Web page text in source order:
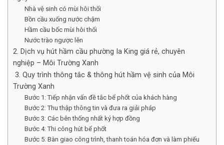
Nhà vệ sinh có mùi hôi thối
Bồn cầu xuống nước chậm
Hầm cầu bốc mùi hôi thối
Nước trào ngược lên
2. Dịch vụ hút hầm cầu phường Ia King giá rẻ, chuyên
nghiệp – Môi Trường Xanh
3. Quy trình thông tắc & thông hút hầm vệ sinh của Môi
Trường Xanh
Bước 1: Tiếp nhận vấn đề tắc bể phốt của khách hàng
Bước 2: Thu thập thông tin và đưa ra giải pháp
Bước 3: Các bên thống nhất ký hợp đồng
Bước 4: Thi công hút bể phốt
Bước 5: Bàn giao công trình, thanh toán hóa đơn và làm phiếu